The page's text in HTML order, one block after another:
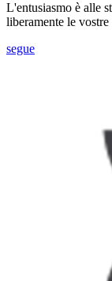
L'entusiasmo è alle
liberamente le
segue